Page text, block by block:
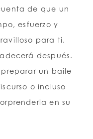
de que un
esfuerzo y
para ti.
después.
un baile
o incluso
en su